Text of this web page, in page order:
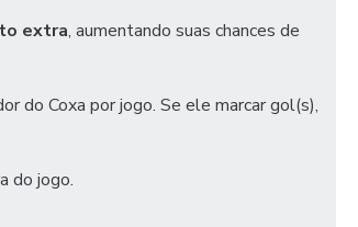
extra, aumentando suas chances de
do Coxa por jogo. Se ele marcar gol(s),
do jogo.